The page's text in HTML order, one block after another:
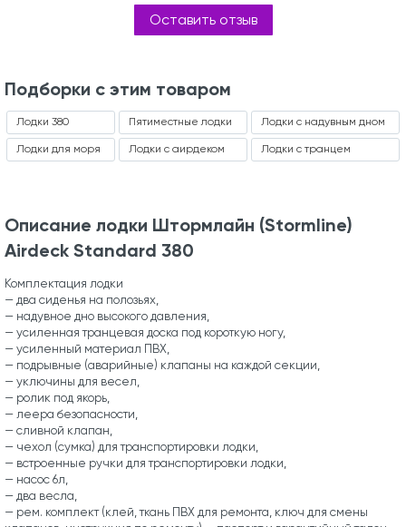
Оставить отзыв
Подборки с этим товаром
Лодки 380
Лодки для моря
Пятиместные лодки
Лодки с аирдеком
Лодки с надувным дном
Лодки с транцем
Описание лодки Штормлайн (Stormline)
Airdeck Standard 380
Комплектация лодки
— два сиденья на полозьях,
— надувное дно высокого давления,
— усиленная транцевая доска под короткую ногу,
— усиленный материал ПВХ,
— подрывные (аварийные) клапаны на каждой секции,
— уключины для весел,
— ролик под якорь,
— леера безопасности,
— сливной клапан,
— чехол (сумка) для транспортировки лодки,
— встроенные ручки для транспортировки лодки,
— насос 6л,
— два весла,
— рем. комплект (клей, ткань ПВХ для ремонта, ключ для смены